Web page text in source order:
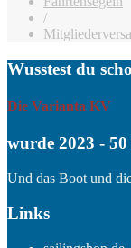
/
Wusstest du
Die Varianta KV
wurde 2023 -
Und das Boot und
Links